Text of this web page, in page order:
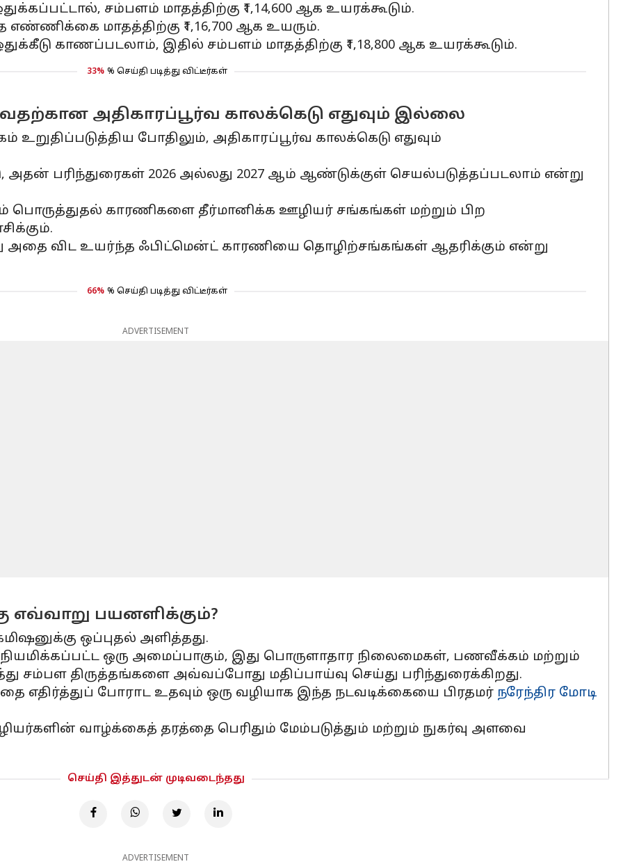
சம்பளம் மாதத்திற்கு ₹1,14,600 ஆக உயரக்கூடும்.
எண்ணிக்கை மாதத்திற்கு ₹1,16,700 ஆக உயரும்.
காணப்படலாம், இதில் சம்பளம் மாதத்திற்கு ₹1,18,800 ஆக உயரக்கூடும்.
33% % செய்தி படித்து விட்டீர்கள்
அதிகாரப்பூர்வ காலக்கெடு எதுவும் இல்லை
போதிலும், அதிகாரப்பூர்வ காலக்கெடு எதுவும்
அதன் பரிந்துரைகள் 2026 அல்லது 2027 ஆம் ஆண்டுக்குள் செயல்படுத்தப்படலாம் என்று
பொருத்துதல் காரணிகளை தீர்மானிக்க ஊழியர் சங்கங்கள் மற்றும் பிற
விட உயர்ந்த ஃபிட்மென்ட் காரணியை தொழிற்சங்கங்கள் ஆதரிக்கும் என்று
66% % செய்தி படித்து விட்டீர்கள்
ADVERTISEMENT
எவ்வாறு பயனளிக்கும்?
ஒப்புதல் அளித்தது.
நியமிக்கப்பட்ட ஒரு அமைப்பாகும், இது பொருளாதார நிலைமைகள், பணவீக்கம் மற்றும்
திருத்தங்களை அவ்வப்போது மதிப்பாய்வு செய்து பரிந்துரைக்கிறது.
போராட உதவும் ஒரு வழியாக இந்த நடவடிக்கையை பிரதமர் நரேந்திர மோடி
வாழ்க்கைத் தரத்தை பெரிதும் மேம்படுத்தும் மற்றும் நுகர்வு அளவை
செய்தி இத்துடன் முடிவடைந்தது
ADVERTISEMENT